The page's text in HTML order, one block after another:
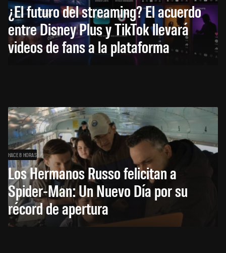
¿El futuro del streaming? El acuerdo
entre Disney Plus y TikTok llevará
videos de fans a la plataforma
HACE 8 HORAS
Los Hermanos Russo felicitan a
Spider-Man: Un Nuevo Día por su
récord de apertura